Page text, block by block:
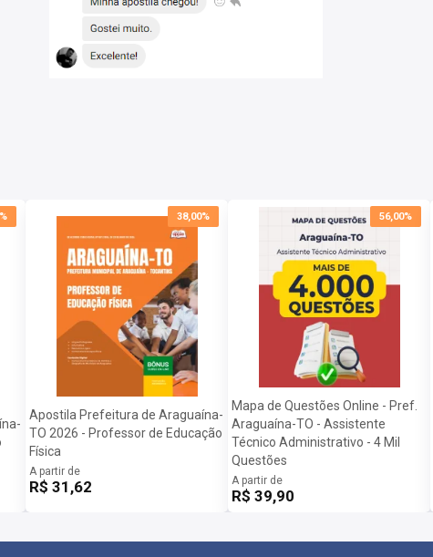
38,00%
Apostila Prefeitura de Araguaína-
TO 2026 - Professor de Educação
Física
A partir de
R$ 31,62
56,00%
Mapa de Questões Online - Pref.
Araguaína-TO - Assistente
Técnico Administrativo - 4 Mil
Questões
A partir de
R$ 39,90